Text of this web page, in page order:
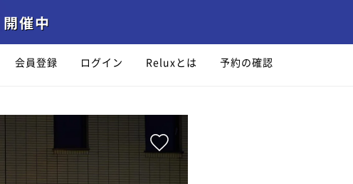
会員登録 ログイン Reluxとは 予約の確認